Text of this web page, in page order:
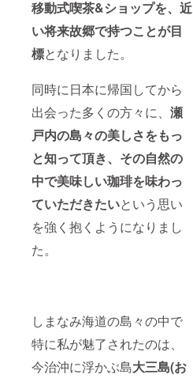
移動式喫茶&ショップを、近
い将来故郷で持つことが目
標となりました。
同時に日本に帰国してから
出会った多くの方々に、 瀬
戸内の島々の美しさをもっ
と知って頂き、その自然の
中で美味しい珈琲を味わっ
ていただきたいという思い
を強く抱くようになりまし
た。
しまなみ海道の島々の中で
特に私が魅了されたのは、
今治沖に浮かぶ島大三島(お